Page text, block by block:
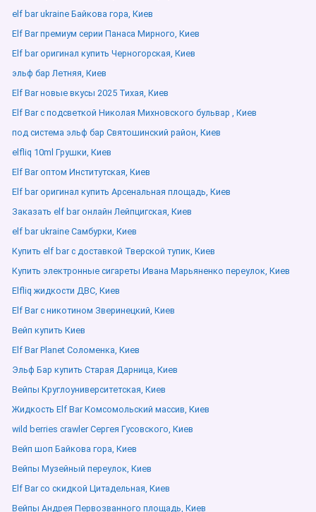
elf bar ukraine Байкова гора, Киев
Elf Bar премиум серии Панаса Мирного, Киев
Elf bar оригинал купить Черногорская, Киев
эльф бар Летняя, Киев
Elf Bar новые вкусы 2025 Тихая, Киев
Elf Bar с подсветкой Николая Михновского бульвар , Киев
под система эльф бар Святошинский район, Киев
elfliq 10ml Грушки, Киев
Elf Bar оптом Институтская, Киев
Elf bar оригинал купить Арсенальная площадь, Киев
Заказать elf bar онлайн Лейпцигская, Киев
elf bar ukraine Самбурки, Киев
Купить elf bar с доставкой Тверской тупик, Киев
Купить электронные сигареты Ивана Марьяненко переулок, Киев
Elfliq жидкости ДВС, Киев
Elf Bar с никотином Зверинецкий, Киев
Вейп купить Киев
Elf Bar Planet Соломенка, Киев
Эльф Бар купить Старая Дарница, Киев
Вейпы Круглоуниверситетская, Киев
Жидкость Elf Bar Комсомольский массив, Киев
wild berries crawler Сергея Гусовского, Киев
Вейп шоп Байкова гора, Киев
Вейпы Музейный переулок, Киев
Elf Bar со скидкой Цитадельная, Киев
Вейпы Андрея Первозванного площадь, Киев